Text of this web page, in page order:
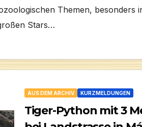
Themen, besonders
Stars…
AUS DEM ARCHIV KURZMELDUNGEN
Tiger-Python mit 3